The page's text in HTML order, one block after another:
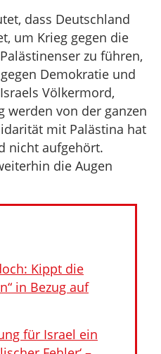
dass Deutschland
um Krieg gegen die
zu führen,
Demokratie und
Völkermord,
werden von der ganzen
mit Palästina hat
nicht aufgehört.
die Augen
Kippt die
in Bezug auf
für Israel ein